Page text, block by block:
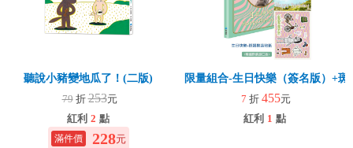
聽說小豬變地瓜了！(二版)
79 折253元
紅利 2 點
228元
限量組合-生日快樂（簽名版）+
7 折 455元
紅利 1 點